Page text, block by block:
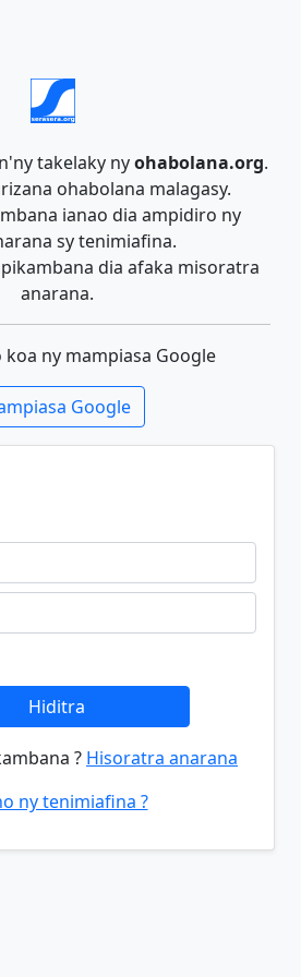
takelaky nyohabolana.org.
ohabolana malagasy.
ianao dia ampidiro ny
sy tenimiafina.
dia afaka misoratra
anarana.
koa ny mampiasa Google
Google
Hiditra
? Hisoratra anarana
ny tenimiafina ?